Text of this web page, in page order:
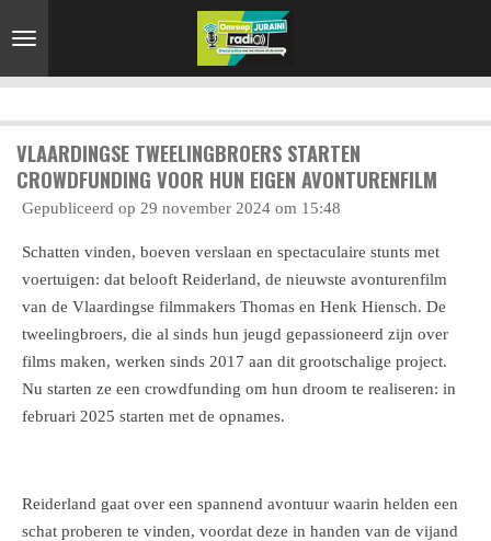
direct
naar
VLAARDINGSE TWEELINGBROERS STARTEN
CROWDFUNDING VOOR HUN EIGEN AVONTURENFILM
Gepubliceerd op 29 november 2024 om 15:48
Schatten vinden, boeven verslaan en spectaculaire stunts met
voertuigen: dat belooft Reiderland, de nieuwste avonturenfilm
van de Vlaardingse filmmakers Thomas en Henk Hiensch. De
tweelingbroers, die al sinds hun jeugd gepassioneerd zijn over
films maken, werken sinds 2017 aan dit grootschalige project.
Nu starten ze een crowdfunding om hun droom te realiseren: in
februari 2025 starten met de opnames.
Reiderland gaat over een spannend avontuur waarin helden een
schat proberen te vinden, voordat deze in handen van de vijand